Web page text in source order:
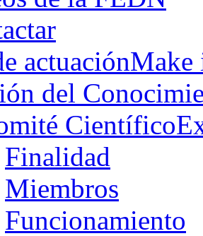
actuación
del
Científico
Finalidad
Miembros
Funcionamiento